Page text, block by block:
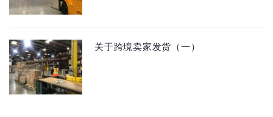
关于跨境卖家发货（一）